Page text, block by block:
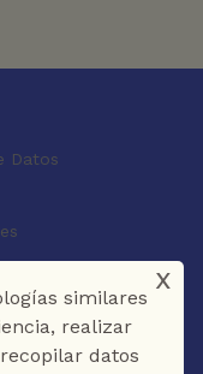
Datos
similares
realizar
datos
x